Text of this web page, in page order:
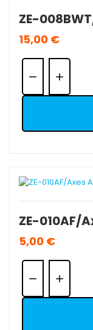
15,00 €
Quantité:
5,00 €
Quantité: